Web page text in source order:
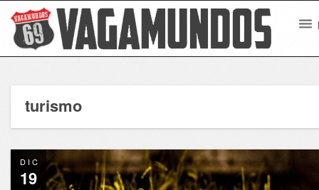
turismo
DIC
19